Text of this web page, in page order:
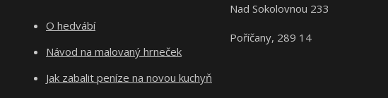
O hedvábí
Návod na malovaný hrneček
Jak zabalit peníze na novou kuchyň
Nad Sokolovnou 233
Poříčany, 289 14